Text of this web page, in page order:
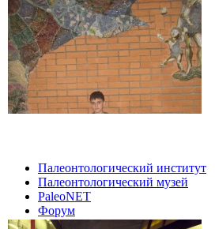
Палеонтологический институт
Палеонтологический музей
PaleoNET
Форум